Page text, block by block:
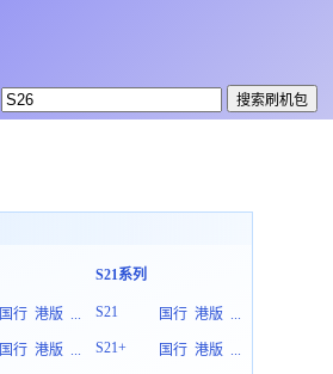
国行 港版 ...
国行 港版 ...
S21系列
S21 国行 港版 ...
S21+
国行 港版 ...